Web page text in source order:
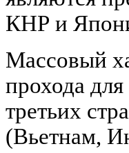
КНР и
Массовый
прохода
третьих
(Вьетнам,